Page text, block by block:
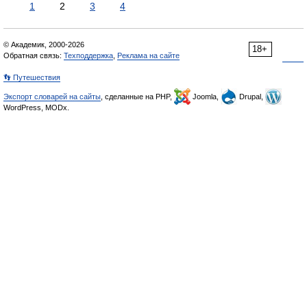
1 2 3 4
18+
© Академик, 2000-2026
Обратная связь: Техподдержка Реклама на сайте
👣 Путешествия
Экспорт словарей на сайты , сделанные на PHP, Joomla,
Drupal,
WordPress, MODx.